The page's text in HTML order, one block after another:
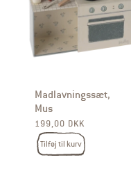
Madlavningssæt,
Mus
Normalpris
199,00 DKK
Tilføj til kurv